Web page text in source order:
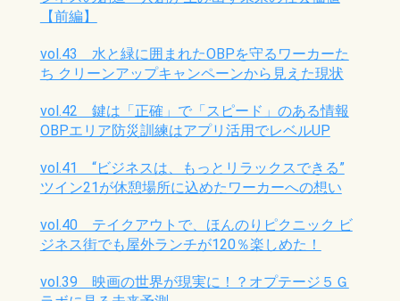
【前編】
vol.43 水と緑に囲まれたOBPを守るワーカーた
ち クリーンアップキャンペーンから見えた現状
vol.42 鍵は「正確」で「スピード」のある情報
OBPエリア防災訓練はアプリ活用でレベルUP
vol.41 “ビジネスは、もっとリラックスできる”
ツイン21が休憩場所に込めたワーカーへの想い
vol.40 テイクアウトで、ほんのりピクニック ビ
ジネス街でも屋外ランチが120％楽しめた！
vol.39 映画の世界が現実に！？オプテージ５Ｇ